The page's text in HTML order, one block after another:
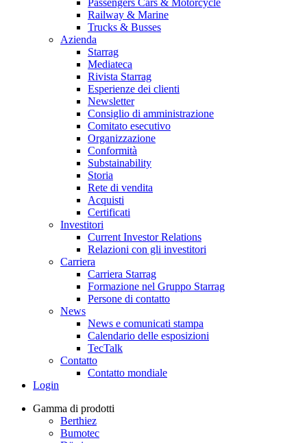
Passengers Cars & Motorcycle
Railway & Marine
Trucks & Busses
Azienda
Starrag
Mediateca
Rivista Starrag
Esperienze dei clienti
Newsletter
Consiglio di amministrazione
Comitato esecutivo
Organizzazione
Conformità
Substainability
Storia
Rete di vendita
Acquisti
Certificati
Investitori
Current Investor Relations
Relazioni con gli investitori
Carriera
Carriera Starrag
Formazione nel Gruppo Starrag
Persone di contatto
News
News e comunicati stampa
Calendario delle esposizioni
TecTalk
Contatto
Contatto mondiale
Login
Gamma di prodotti
Berthiez
Bumotec